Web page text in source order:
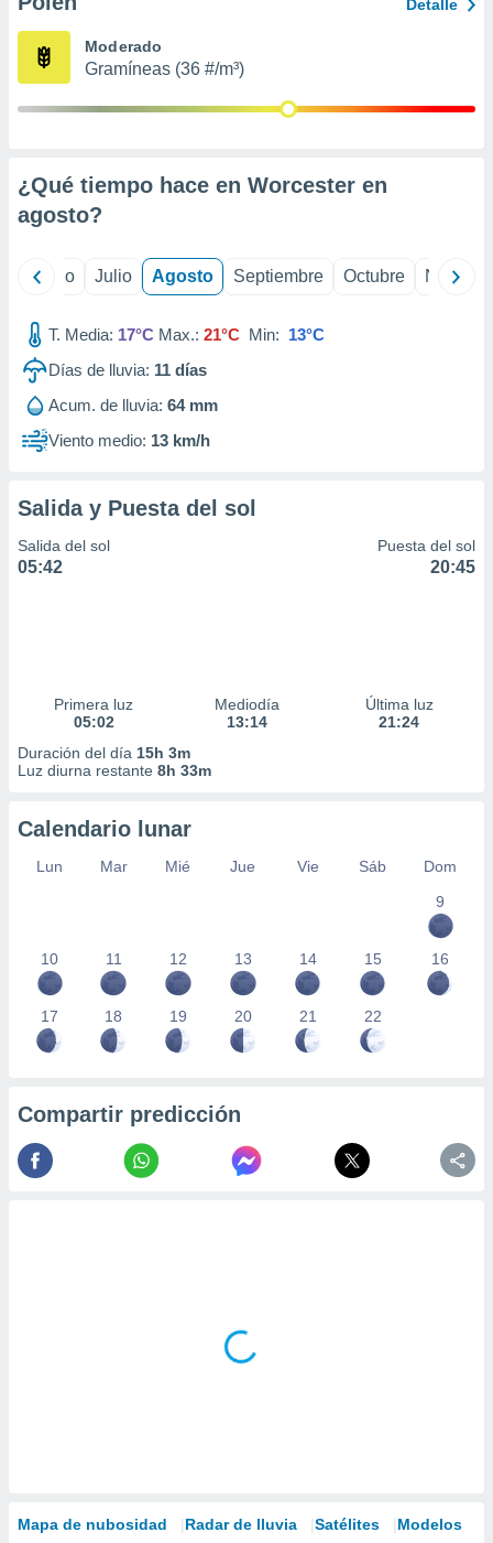
publicidad
1199
Detalle
Moderado
Gramíneas (36 #/m³)
¿Qué tiempo hace en Worcester en
agosto?
Junio Julio Agosto Septiembre Octubre
T. Media: 17°C Max.: 21°C Min: 13°C
Días de lluvia: 11 días
Acum. de lluvia: 64 mm
Viento medio: 13 km/h
Salida y Puesta del sol
Salida del sol
05:42
Puesta del sol
20:45
Primera luz
05:02
Mediodía
13:14
Última luz
21:24
Duración del día 15h 3m
Luz diurna restante 8h 33m
Calendario lunar
Lun Mar Mié Jue Vie Sáb
Dom
9
10 11 12 13 14 15 16
17 18 19 20 21 22
Compartir predicción
Mapa de nubosidad Radar de lluvia Satélites Modelos